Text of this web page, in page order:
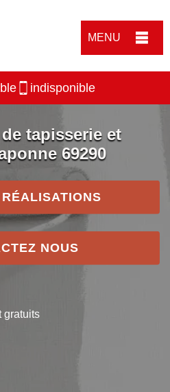
MENU
indisponible
tapisserie et
69290
NOUS
gratuits